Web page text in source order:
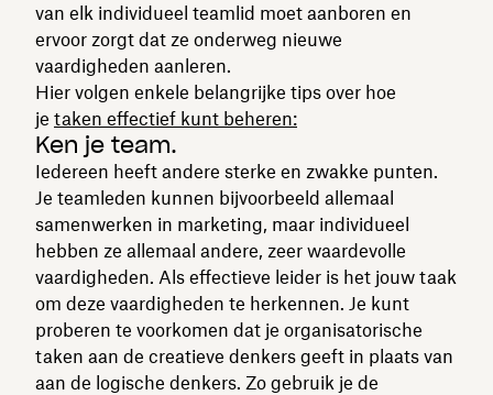
van elk individueel teamlid moet aanboren en
ervoor zorgt dat ze onderweg nieuwe
vaardigheden aanleren.
Hier volgen enkele belangrijke tips over hoe
je taken effectief kunt beheren:
Ken je team.
Iedereen heeft andere sterke en zwakke punten.
Je teamleden kunnen bijvoorbeeld allemaal
samenwerken in marketing, maar individueel
hebben ze allemaal andere, zeer waardevolle
vaardigheden. Als effectieve leider is het jouw taak
om deze vaardigheden te herkennen. Je kunt
proberen te voorkomen dat je organisatorische
taken aan de creatieve denkers geeft in plaats van
aan de logische denkers. Zo gebruik je de